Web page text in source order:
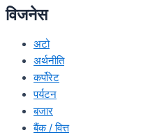
विजनेस
अटो
अर्थनीति
कर्पोरेट
पर्यटन
बजार
बैंक / वित्त